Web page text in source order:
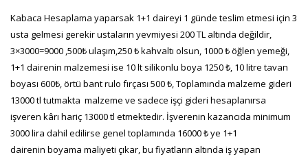
Kabaca Hesaplama yaparsak 1+1 daireyi 1 günde teslim etmesi için 3
usta gelmesi gerekir ustaların yevmiyesi 200 TL altında değildir,
3×3000=9000 ,500₺ ulaşım,250 ₺ kahvaltı olsun, 1000 ₺ öğlen yemeği,
1+1 dairenin malzemesi ise 10 lt silikonlu boya 1250 ₺, 10 litre tavan
boyası 600₺, örtü bant rulo fırçası 500 ₺, Toplamında malzeme gideri
13000 tl tutmakta malzeme ve sadece işçi gideri hesaplanırsa
işveren kârı hariç 13000 tl etmektedir. İşverenin kazancıda minimum
3000 lira dahil edilirse genel toplamında 16000 ₺ ye 1+1
dairenin boyama maliyeti çıkar, bu fiyatların altında iş yapan